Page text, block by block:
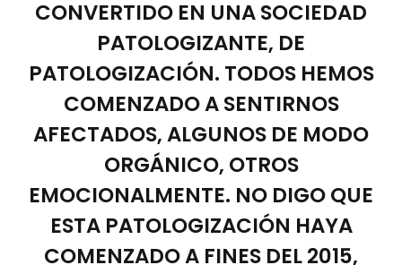
CONVERTIDO EN UNA SOCIEDAD
PATOLOGIZANTE, DE
PATOLOGIZACIÓN. TODOS HEMOS
COMENZADO A SENTIRNOS
AFECTADOS, ALGUNOS DE MODO
ORGÁNICO, OTROS
EMOCIONALMENTE. NO DIGO QUE
ESTA PATOLOGIZACIÓN HAYA
COMENZADO A FINES DEL 2015,